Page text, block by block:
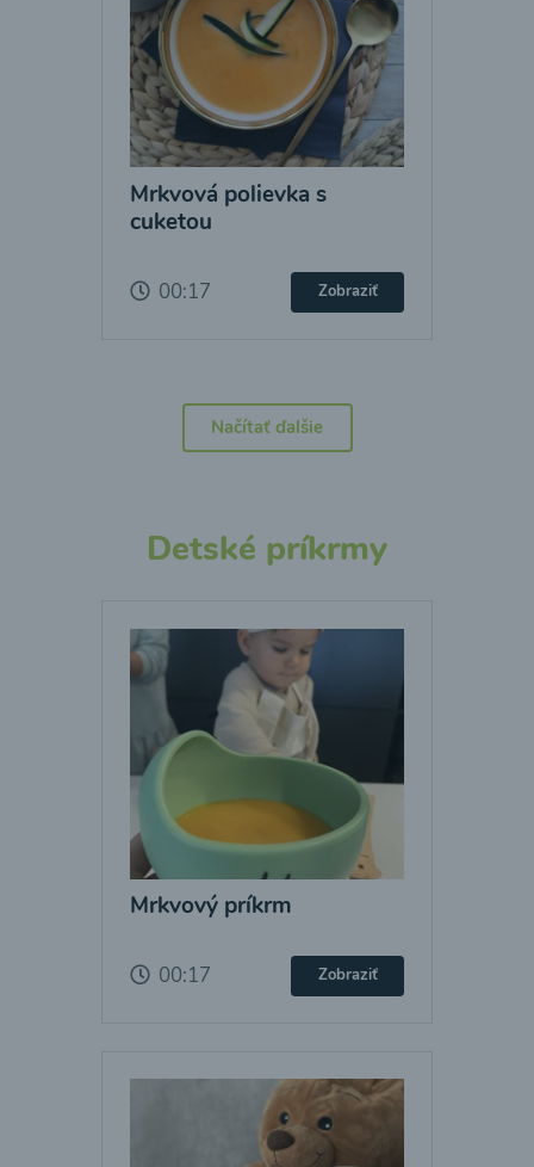
Mrkvová polievka s
cuketou
00:17 Zobraziť
Načítať ďalšie
Detské príkrmy
Mrkvový príkrm
00:17 Zobraziť